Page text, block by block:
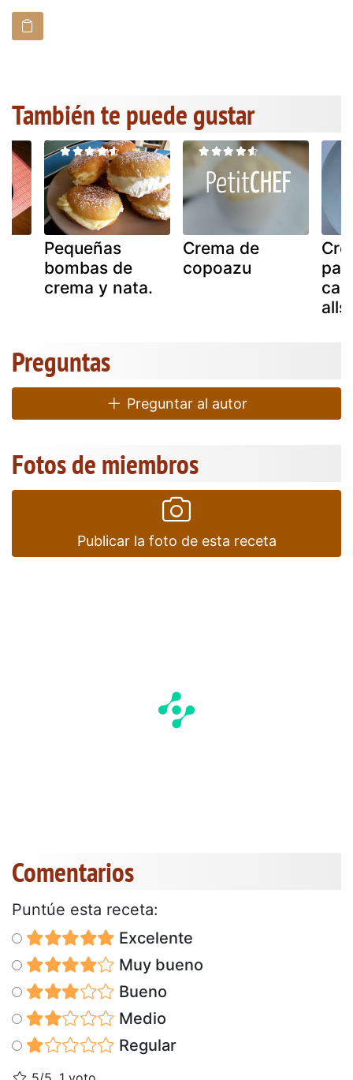
También te puede gustar
Pequeñas
bombas de
crema y nata.
Crema de
copoazu
alls
Preguntas
Preguntar al autor
Fotos de miembros
Publicar la foto de esta receta
Comentarios
Puntúe esta receta:
Excelente
Muy bueno
Bueno
Medio
Regular